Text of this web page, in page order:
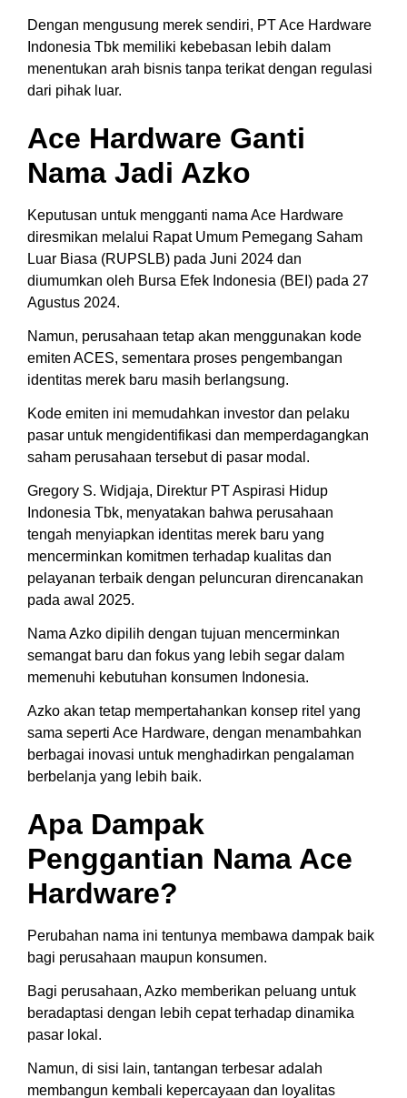
Dengan mengusung merek sendiri, PT Ace Hardware
Indonesia Tbk memiliki kebebasan lebih dalam
menentukan arah bisnis tanpa terikat dengan regulasi
dari pihak luar.
Ace Hardware Ganti
Nama Jadi Azko
Keputusan untuk mengganti nama Ace Hardware
diresmikan melalui Rapat Umum Pemegang Saham
Luar Biasa (RUPSLB) pada Juni 2024 dan
diumumkan oleh Bursa Efek Indonesia (BEI) pada 27
Agustus 2024.
Namun, perusahaan tetap akan menggunakan kode
emiten ACES, sementara proses pengembangan
identitas merek baru masih berlangsung.
Kode emiten ini memudahkan investor dan pelaku
pasar untuk mengidentifikasi dan memperdagangkan
saham perusahaan tersebut di pasar modal.
Gregory S. Widjaja, Direktur PT Aspirasi Hidup
Indonesia Tbk, menyatakan bahwa perusahaan
tengah menyiapkan identitas merek baru yang
mencerminkan komitmen terhadap kualitas dan
pelayanan terbaik dengan peluncuran direncanakan
pada awal 2025.
Nama Azko dipilih dengan tujuan mencerminkan
semangat baru dan fokus yang lebih segar dalam
memenuhi kebutuhan konsumen Indonesia.
Azko akan tetap mempertahankan konsep ritel yang
sama seperti Ace Hardware, dengan menambahkan
berbagai inovasi untuk menghadirkan pengalaman
berbelanja yang lebih baik.
Apa Dampak
Penggantian Nama Ace
Hardware?
Perubahan nama ini tentunya membawa dampak baik
bagi perusahaan maupun konsumen.
Bagi perusahaan, Azko memberikan peluang untuk
beradaptasi dengan lebih cepat terhadap dinamika
pasar lokal.
Namun, di sisi lain, tantangan terbesar adalah
membangun kembali kepercayaan dan loyalitas